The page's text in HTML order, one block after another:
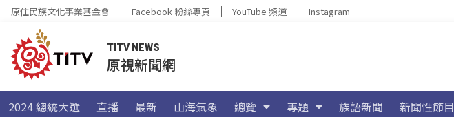
原住民族文化事業基金會 Facebook 粉絲專頁 YouTube 頻道 Instagram
TITV NEWS
原視新聞網
2024 總統大選 直播 最新 山海氣象 總覽 專題 族語新聞 新聞性節目